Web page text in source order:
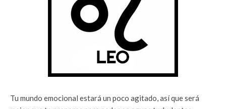
Tu mundo emocional estará un poco agitado, así que será